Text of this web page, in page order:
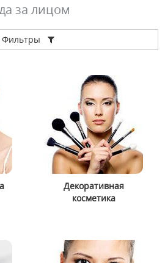
за лицом
Фильтры
Декоративная
косметика